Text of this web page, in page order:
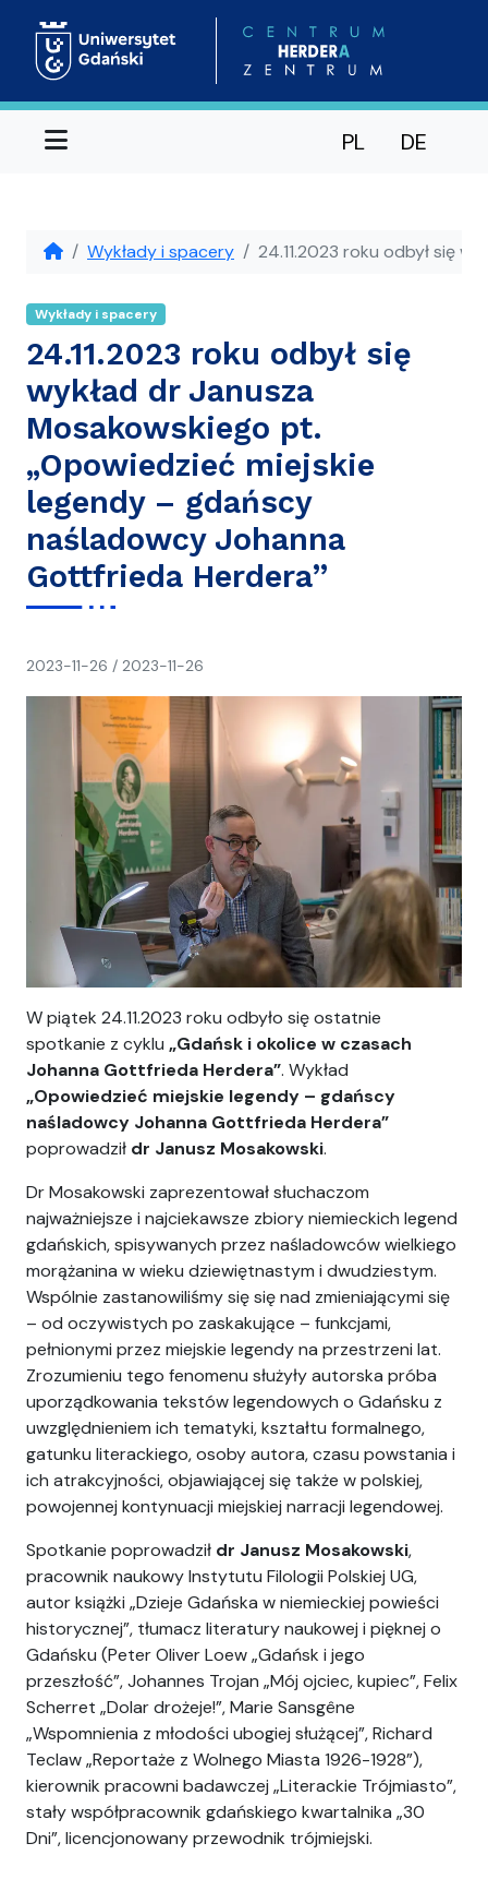
Menu PL DE
Wykłady i spacery 24.11.2023 roku odbył się
Wykłady i spacery
24.11.2023 roku odbył się
wykład dr Janusza
Mosakowskiego pt.
„Opowiedzieć miejskie
legendy – gdańscy
naśladowcy Johanna
Gottfrieda Herdera”
2023-11-26 / 2023-11-26
W piątek 24.11.2023 roku odbyło się ostatnie
spotkanie z cyklu „Gdańsk i okolice w czasach
Johanna Gottfrieda Herdera”. Wykład
„Opowiedzieć miejskie legendy – gdańscy
naśladowcy Johanna Gottfrieda Herdera”
poprowadził dr Janusz Mosakowski.
Dr Mosakowski zaprezentował słuchaczom
najważniejsze i najciekawsze zbiory niemieckich legend
gdańskich, spisywanych przez naśladowców wielkiego
morążanina w wieku dziewiętnastym i dwudziestym.
Wspólnie zastanowiliśmy się się nad zmieniającymi się
– od oczywistych po zaskakujące – funkcjami,
pełnionymi przez miejskie legendy na przestrzeni lat.
Zrozumieniu tego fenomenu służyły autorska próba
uporządkowania tekstów legendowych o Gdańsku z
uwzględnieniem ich tematyki, kształtu formalnego,
gatunku literackiego, osoby autora, czasu powstania i
ich atrakcyjności, objawiającej się także w polskiej,
powojennej kontynuacji miejskiej narracji legendowej.
Spotkanie poprowadził dr Janusz Mosakowski,
pracownik naukowy Instytutu Filologii Polskiej UG,
autor książki „Dzieje Gdańska w niemieckiej powieści
historycznej”, tłumacz literatury naukowej i pięknej o
Gdańsku (Peter Oliver Loew „Gdańsk i jego
przeszłość”, Johannes Trojan „Mój ojciec, kupiec”, Felix
Scherret „Dolar drożeje!”, Marie Sansgêne
„Wspomnienia z młodości ubogiej służącej”, Richard
Teclaw „Reportaże z Wolnego Miasta 1926-1928”),
kierownik pracowni badawczej „Literackie Trójmiasto”,
stały współpracownik gdańskiego kwartalnika „30
Dni”, licencjonowany przewodnik trójmiejski.